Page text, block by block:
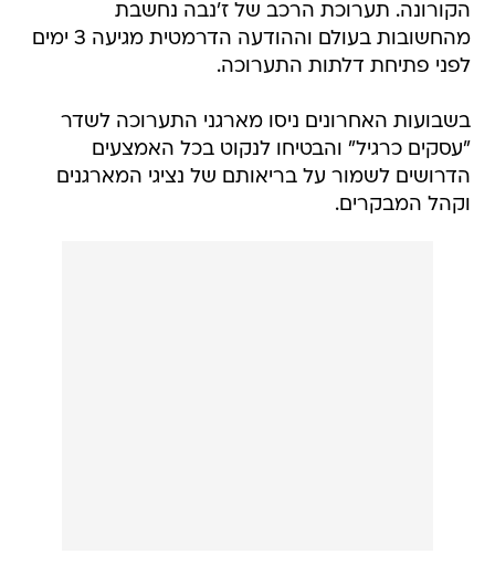
הקורונה. תערוכת הרכב של ז'נבה נחשבת
מהחשובות בעולם וההודעה הדרמטית מגיעה 3 ימים
לפני פתיחת דלתות התערוכה.
בשבועות האחרונים ניסו מארגני התערוכה לשדר
"עסקים כרגיל" והבטיחו לנקוט בכל האמצעים
הדרושים לשמור על בריאותם של נציגי המארגנים
וקהל המבקרים.